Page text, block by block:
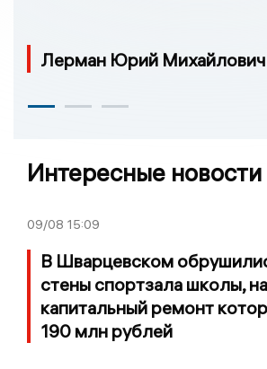
Лерман Юрий Михайлович
Интересные новости
09/08 15:09
В Шварцевском
стены спортзала школы, на
капитальный ремонт
190 млн рублей